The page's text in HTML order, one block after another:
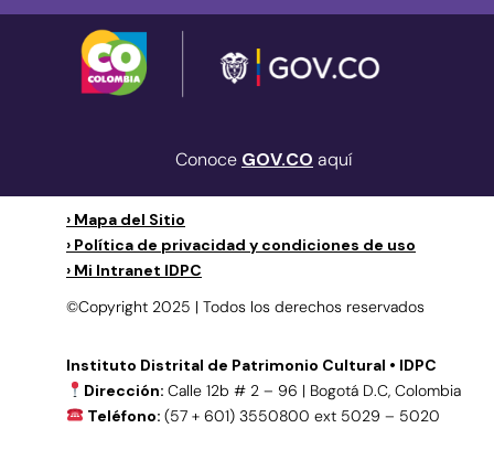
Conoce GOV.CO aquí
› Mapa del Sitio
› Política de privacidad y condiciones de uso
› Mi Intranet IDPC
©Copyright 2025 | Todos los derechos reservados
Instituto Distrital de Patrimonio Cultural • IDPC
Dirección: Calle 12b # 2 – 96 | Bogotá D.C, Colombia
Teléfono: (57 + 601) 3550800 ext 5029 – 5020